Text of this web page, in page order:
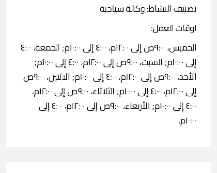
تصنيف النشاط: وكالة سياحية
اوقات العمل:
الخميس، ٩:٠٠ص إلى ١٢:٠٠م، ٤:٠٠ إلى ١٠:٠٠م; الجمعة، ٤:٠٠
إلى ١٠:٠٠م; السبت، ٩:٠٠ص إلى ١٢:٠٠م، ٤:٠٠ إلى ١٠:٠٠م;
الأحد، ٩:٠٠ص إلى ١٢:٠٠م، ٤:٠٠ إلى ١٠:٠٠م; الاثنين، ٩:٠٠ص
إلى ١٢:٠٠م، ٤:٠٠ إلى ١٠:٠٠م; الثلاثاء، ٩:٠٠ص إلى ١٢:٠٠م،
٤:٠٠ إلى ١٠:٠٠م; الأربعاء، ٩:٠٠ص إلى ١٢:٠٠م، ٤:٠٠ إلى
١٠:٠٠م.